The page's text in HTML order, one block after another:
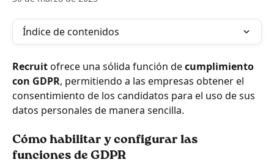
Índice de contenidos
Recruit ofrece una sólida función de cumplimiento
con GDPR, permitiendo a las empresas obtener el
consentimiento de los candidatos para el uso de sus
datos personales de manera sencilla.
Cómo habilitar y configurar las
funciones de GDPR